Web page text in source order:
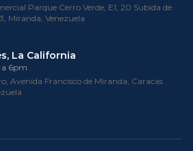
Parque Cerro Verde, E1, 20 Subida de
Miranda, Venezuela
La California
a 6pm
Avenida Francisco de Miranda, Caracas